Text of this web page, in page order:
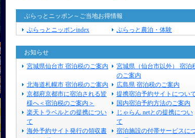
ぶらっとニッポン～ご当地お得情報
ぶらっとニッポンindex
ぶらっと農泊・体験
お知らせ
宮城県仙台市 宿泊税のご案内
宮城県（仙台市以外） 宿泊
のご案内
北海道札幌市 宿泊税のご案内
広島県 宿泊税のご案内
京都府京都市に宿泊される皆
様へ＜宿泊税のご案内＞
提携宿泊予約サイトについ
国内宿泊予約方法のご案内
楽天トラベルとの提携につい
て
じゃらん netとの提携につい
て
海外予約サイト発行の領収書
宿泊施設の付帯サービスに